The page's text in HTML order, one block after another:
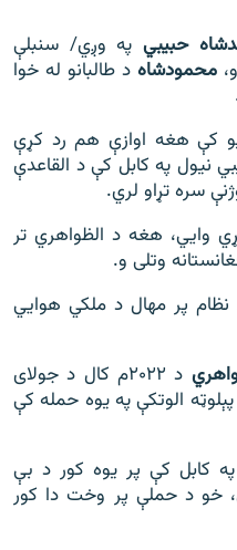
حبیبي په وږي/ سنبلې
محمودشاه د طالبانو له خوا
کې هغه اوازې هم رد کړې
نیول په کابل کې د القاعدې
سره تړاو لري.
وايي، هغه د الظواهري تر
وتلی و.
پر مهال د ملکي هوايي
د ۲۰۲۲م کال د جولای
د بې پېلوټه الوتکې په یوه حمله کې
په کابل کې پر یوه کور د بې
خو د حملې پر وخت دا کور